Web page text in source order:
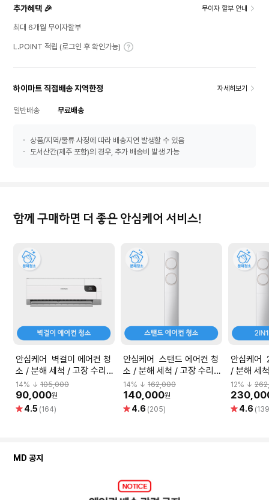
추가혜택 🎉 무이자 할부 안내
최대 6개월 무이자할부
L.POINT 적립 (로그인 후 확인가능)
하이마트 직접배송 지역한정 자세히보기
일반배송 무료배송
상품/지역/물류 사정에 따라 배송지연 발생할 수 있음
도서산간(제주 포함)의 경우, 추가 배송비 발생 가능
함께 구매하면 더 좋은 안심케어 서비스!
안심케어 벽걸이 에어컨 청
소 / 분해 세척 / 고장 수리
보장
14% ↓ 105,000
90,000원
별 4.5 (164)
안심케어 스탠드 에어컨 청
소 / 분해 세척 / 고장 수리
보장
14% ↓162,000
140,000원
별 4.6 (205)
안심케어
/ 분해 세
12% ↓
별 4.6
MD 공지